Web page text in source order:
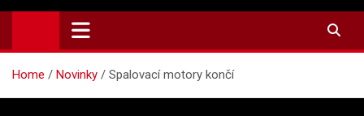
Digital-Media.cz
Magazín zpravodajství a novinek
Home Novinky Spalovací motory končí